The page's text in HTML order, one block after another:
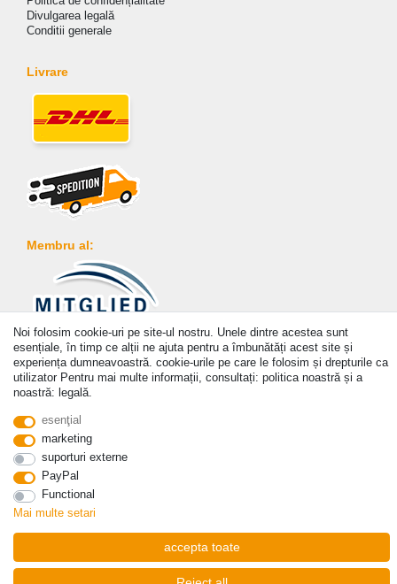
Divulgarea legală
Conditii generale
Livrare
Membru al:
Plată
© Copyright 2026 | Toate drepturile rezervate. - Prices incl. VAT. 19% VAT Basic prices see
article detail | * Applies to deliveries to the UK!
Noi folosim cookie-uri pe site-ul nostru. Unele dintre acestea sunt
esențiale, în timp ce alții ne ajuta pentru a îmbunătăți acest site și
experiența dumneavoastră. cookie-urile pe care le folosim și drepturile ca
utilizator Pentru mai multe informații, consultați: politica noastră și a
noastră: legală.
esenţial
marketing
suporturi externe
PayPal
Functional
Mai multe setari
accepta toate
Withdraw from contract here